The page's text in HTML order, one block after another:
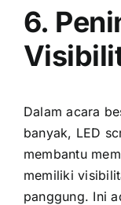
6.
Dаlаm acara
banyak, LED
membantu
memiliki
panggung. Inі